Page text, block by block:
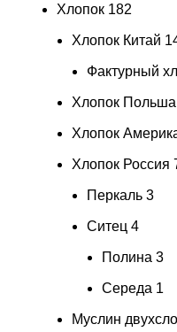
Хлопок 182
Хлопок Китай
Фактурный
Хлопок Польша
Хлопок
Хлопок Россия
Перкаль 3
Ситец 4
Полина 3
Середа 1
Муслин